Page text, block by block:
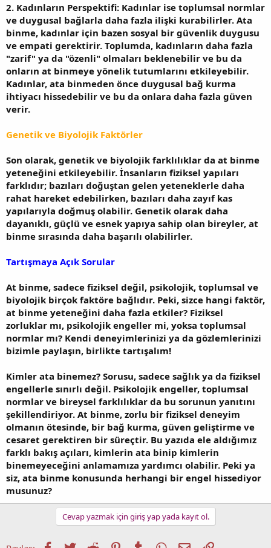
2. Kadınların Perspektifi: Kadınlar ise toplumsal normlar
ve duygusal bağlarla daha fazla ilişki kurabilirler. Ata
binme, kadınlar için bazen sosyal bir güvenlik duygusu
ve empati gerektirir. Toplumda, kadınların daha fazla
"zarif" ya da "özenli" olmaları beklenebilir ve bu da
onların at binmeye yönelik tutumlarını etkileyebilir.
Kadınlar, ata binmeden önce duygusal bağ kurma
ihtiyacı hissedebilir ve bu da onlara daha fazla güven
verir.
Genetik ve Biyolojik Faktörler
Son olarak, genetik ve biyolojik farklılıklar da at binme
yeteneğini etkileyebilir. İnsanların fiziksel yapıları
farklıdır; bazıları doğuştan gelen yeteneklerle daha
rahat hareket edebilirken, bazıları daha zayıf kas
yapılarıyla doğmuş olabilir. Genetik olarak daha
dayanıklı, güçlü ve esnek yapıya sahip olan bireyler, at
binme sırasında daha başarılı olabilirler.
Tartışmaya Açık Sorular
At binme, sadece fiziksel değil, psikolojik, toplumsal ve
biyolojik birçok faktöre bağlıdır. Peki, sizce hangi faktör,
at binme yeteneğini daha fazla etkiler? Fiziksel
zorluklar mı, psikolojik engeller mi, yoksa toplumsal
normlar mı? Kendi deneyimlerinizi ya da gözlemlerinizi
bizimle paylaşın, birlikte tartışalım!
Kimler ata binemez? Sorusu, sadece sağlık ya da fiziksel
engellerle sınırlı değil. Psikolojik engeller, toplumsal
normlar ve bireysel farklılıklar da bu sorunun yanıtını
şekillendiriyor. At binme, zorlu bir fiziksel deneyim
olmanın ötesinde, bir bağ kurma, güven geliştirme ve
cesaret gerektiren bir süreçtir. Bu yazıda ele aldığımız
farklı bakış açıları, kimlerin ata binip kimlerin
binemeyeceğini anlamamıza yardımcı olabilir. Peki ya
siz, ata binme konusunda herhangi bir engel hissediyor
musunuz?
Cevap yazmak için giriş yap yada kayıt ol.